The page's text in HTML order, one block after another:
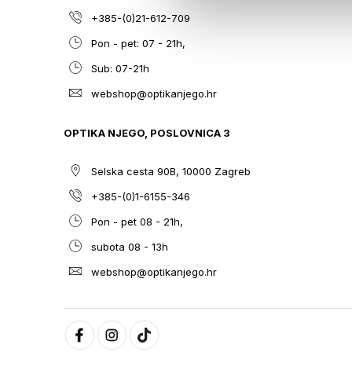
+385-(0)21-612-709
Pon - pet: 07 - 21h,
Sub: 07-21h
webshop@optikanjego.hr
OPTIKA NJEGO, POSLOVNICA 3
Selska cesta 90B, 10000 Zagreb
+385-(0)1-6155-346
Pon - pet 08 - 21h,
subota 08 - 13h
webshop@optikanjego.hr